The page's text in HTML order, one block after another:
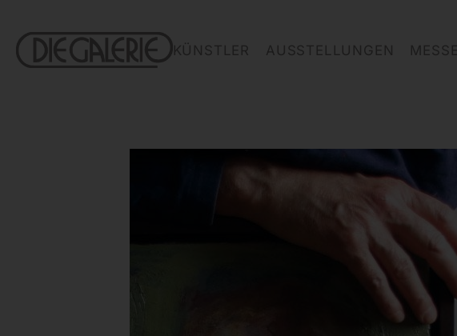
KÜNSTLER AUSSTELLUNGEN